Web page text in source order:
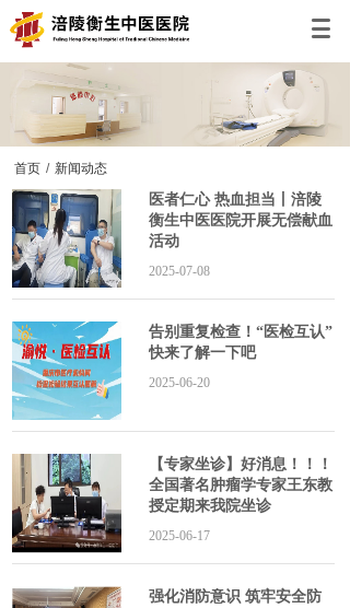
首页 / 新闻动态
医者仁心 热血担当丨涪陵
衡生中医医院开展无偿献血
活动
2025-07-08
告别重复检查！“医检互认”
快来了解一下吧
2025-06-20
【专家坐诊】好消息！！！
全国著名肿瘤学专家王东教
授定期来我院坐诊
2025-06-17
强化消防意识 筑牢安全防